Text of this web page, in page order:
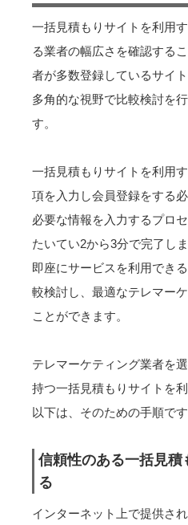
一括見積もりサイトを利用
る業者の幅広さを確認する
者が多数登録しているサイ
多角的な視野で比較検討を
す。
一括見積もりサイトを利用
項を入力し会員登録をする
必要な情報を入力するプロ
たいてい2から3分で完了し
即座にサービスを利用でき
較検討し、最適なテレマー
ことができます。
テレマーケティング業者を
持つ一括見積もりサイトを
以下は、そのための手順です
信頼性のある一括見
る
インターネット上で提供さ